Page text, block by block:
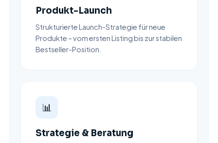
Produkt-Launch
Strukturierte Launch-Strategie für neue
Produkte – vom ersten Listing bis zur stabilen
Bestseller-Position.
📊
Strategie & Beratung